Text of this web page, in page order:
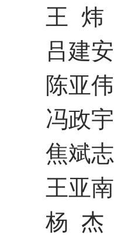
王 炜
吕建安
陈亚伟
冯政宇
焦斌志
王亚南
杨 杰